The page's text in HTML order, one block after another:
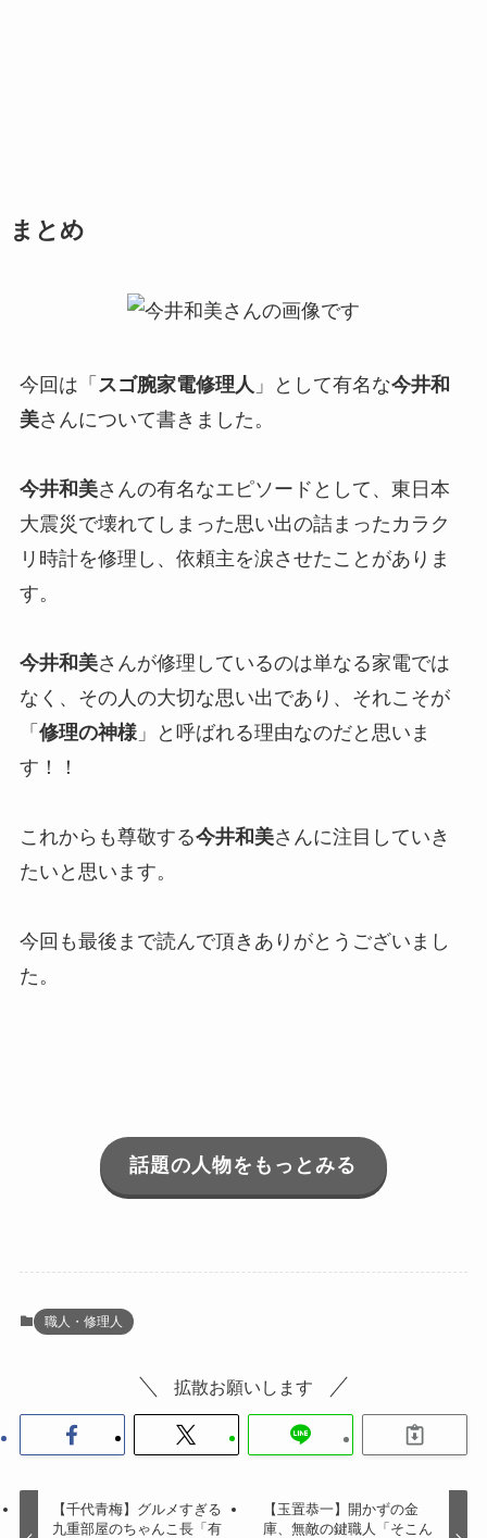
まとめ
今回は「 スゴ腕家電修理人 」として有名な今井和
美さんについて書きました。
今井和美さんの有名なエピソードとして、東日本
大震災で壊れてしまった思い出の詰まったカラク
リ時計を修理し、依頼主を涙させたことがありま
す。
今井和美さんが修理しているのは単なる家電では
なく、その人の大切な思い出であり、それこそが
「 修理の神様」と呼ばれる理由なのだと思いま
す！！
これからも尊敬する今井和美さんに注目していき
たいと思います。
今回も最後まで読んで頂きありがとうございまし
た。
話題の人物をもっとみる
職人・修理人
拡散お願いします
【千代青梅】グルメすぎる
九重部屋のちゃんこ長「有
【玉置恭一】開かずの金
庫、無敵の鍵職人「そこん